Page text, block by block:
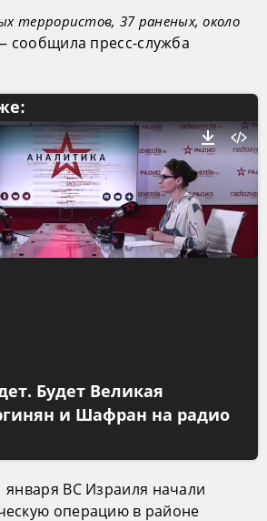
террористов, 37 раненых, около
сообщила пресс-служба
Будет Великая
и Шафран на радио
ВС Израиля начали
операцию в районе